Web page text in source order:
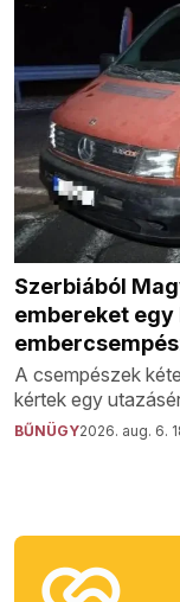
Szerbiából
embereket
A csempészek
kértek egy
BŰNÜGY2026. aug. 6.